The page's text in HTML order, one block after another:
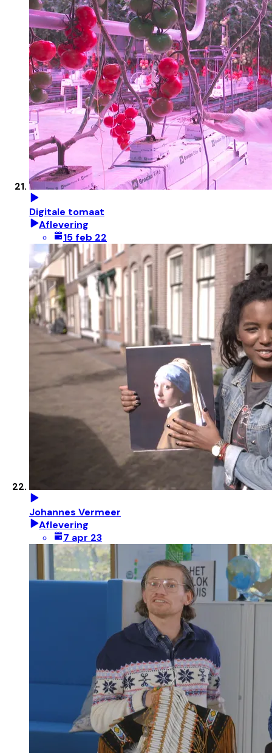
Digitale tomaat
Aflevering
15 feb 22
Johannes Vermeer
Aflevering
7 apr 23